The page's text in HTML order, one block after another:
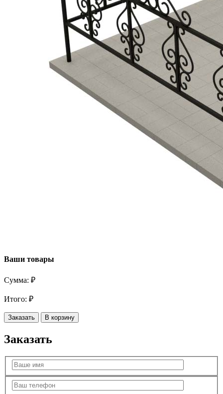
Ваши товары
Сумма: ₽
Итого: ₽
Заказать В корзину
Заказать